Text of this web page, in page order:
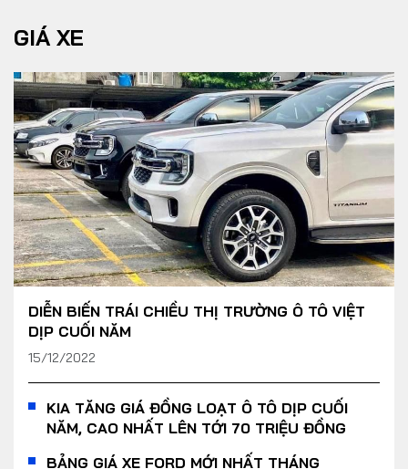
GIÁ XE
DIỄN BIẾN TRÁI CHIỀU THỊ TRƯỜNG Ô TÔ VIỆT
DỊP CUỐI NĂM
15/12/2022
KIA TĂNG GIÁ ĐỒNG LOẠT Ô TÔ DỊP CUỐI
NĂM, CAO NHẤT LÊN TỚI 70 TRIỆU ĐỒNG
BẢNG GIÁ XE FORD MỚI NHẤT THÁNG